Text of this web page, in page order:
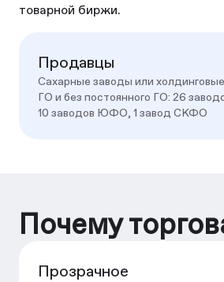
товарной биржи.
Продавцы
Cахарные заводы или
ГО и без постоянного ГО: 26
10 заводов ЮФО, 1 завод СКФО
Почему
Прозрачное